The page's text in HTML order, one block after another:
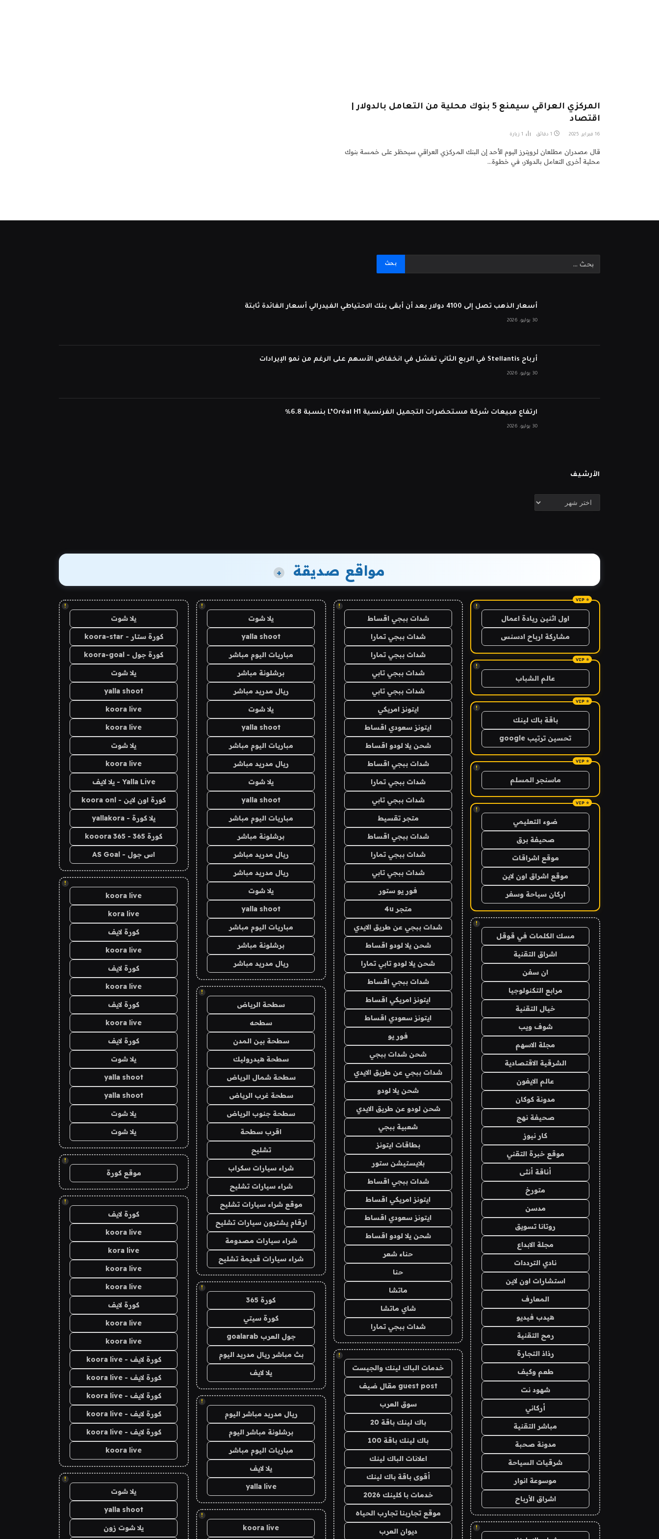
المركزي العراقي سيمنع 5 بنوك محلية من التعامل بالدولار |
اقتصاد
16 فبراير، 2025 1 دقائق 1 زيارة
قال مصدران مطلعان لرويترز اليوم الأحد إن البنك المركزي العراقي سيحظر على خمسة بنوك
محلية أخرى التعامل بالدولار، في خطوة…
أسعار الذهب تصل إلى 4100 دولار بعد أن أبقى بنك الاحتياطي الفيدرالي أسعار الفائدة ثابتة
30 يوليو، 2026
أرباح Stellantis في الربع الثاني تفشل في انخفاض الأسهم على الرغم من نمو الإيرادات
30 يوليو، 2026
ارتفاع مبيعات شركة مستحضرات التجميل الفرنسية L’Oréal H1 بنسبة 6.8%
30 يوليو، 2026
الأرشيف
الأرشيف
مواقع صديقة +
!
اول اثنين ريادة اعمال
مشاركة ارباح ادسنس
!
عالم الشباب
!
باقة باك لينك
تحسين ترتيب google
!
ماسنجر المسلم
!
ضوء التعليمي
صحيفة برق
موقع اشراقات
موقع اشراق اون لاين
اركان سياحة وسفر
!
مسك الكلمات في قوقل
اشراق التقنية
ان سفن
مرابع التكنولوجيا
خيال التقنية
شوف ويب
مجلة الاسهم
الشرقية الاقتصادية
عالم الايفون
مدونة كوكان
صحيفة نهج
كار نيوز
موقع خبرة التقني
أناقة أنثى
متورخ
مدسن
روتانا تسويق
مجلة الابداع
نادي الترددات
استشارات اون لاين
المعارف
هيدب فيديو
رمح التقنية
رذاذ التجارة
طعم وكيف
شهود نت
أركاني
مباشر التقنية
مدونة صحبة
شرقيات السياحة
موسوعة انوار
اشراق الأرباح
!
!
شدات ببجي اقساط
شدات ببجي تمارا
شدات ببجي تمارا
شدات ببجي تابي
شدات ببجي تابي
ايتونز امريكي
ايتونز سعودي اقساط
شحن يلا لودو اقساط
شدات ببجي اقساط
شدات ببجي تمارا
شدات ببجي تابي
متجر تقسيط
شدات ببجي اقساط
شدات ببجي تمارا
شدات ببجي تابي
فور يو ستور
متجر 4u
شدات ببجي عن طريق الايدي
شحن يلا لودو اقساط
شحن يلا لودو تابي تمارا
شدات ببجي اقساط
ايتونز امريكي اقساط
ايتونز سعودي اقساط
فور يو
شحن شدات ببجي
شدات ببجي عن طريق الايدي
شحن يلا لودو
شحن لودو عن طريق الايدي
شعبية ببجي
بطاقات ايتونز
بلايستيشن ستور
شدات ببجي اقساط
ايتونز امريكي اقساط
ايتونز سعودي اقساط
شحن يلا لودو اقساط
حناء شعر
حنا
ماتشا
شاي ماتشا
شدات ببجي تمارا
!
خدمات الباك لينك والجيست
guest post مقال ضيف
سوق العرب
باك لينك باقة 20
باك لينك باقة 100
اعلانات الباك لينك
أقوى باقة باك لينك
خدمات با كلينك 2026
موقع تجاربنا تجارب الحياه
ديوان العرب
!
يلا شوت
yalla shoot
مباريات اليوم مباشر
برشلونة مباشر
ريال مدريد مباشر
يلا شوت
yalla shoot
مباريات اليوم مباشر
ريال مدريد مباشر
يلا شوت
yalla shoot
مباريات اليوم مباشر
برشلونة مباشر
ريال مدريد مباشر
ريال مدريد مباشر
يلا شوت
yalla shoot
مباريات اليوم مباشر
برشلونة مباشر
ريال مدريد مباشر
!
سطحة الرياض
سطحه
سطحة بين المدن
سطحة هيدروليك
سطحة شمال الرياض
سطحة غرب الرياض
سطحة جنوب الرياض
اقرب سطحة
تشليح
شراء سيارات سكراب
شراء سيارات تشليح
موقع شراء سيارات تشليح
ارقام يشترون سيارات تشليح
شراء سيارات مصدومة
شراء سيارات قديمة تشليح
!
كورة 365
كورة سيتي
جول العرب goalarab
بث مباشر ريال مدريد اليوم
يلا لايف
!
ريال مدريد مباشر اليوم
برشلونة مباشر اليوم
مباريات اليوم مباشر
يلا لايف
yalla live
!
koora live
!
يلا شوت
كورة ستار - koora-star
كورة جول - koora-goal
يلا شوت
yalla shoot
koora live
koora live
يلا شوت
koora live
Yalla Live - يلا لايف
كورة اون لاين - koora onl
يلا كورة - yallakora
كورة 365 - kooora 365
اس جول - AS Goal
!
koora live
kora live
كورة لايف
koora live
كورة لايف
koora live
كورة لايف
koora live
كورة لايف
يلا شوت
yalla shoot
yalla shoot
يلا شوت
يلا شوت
!
موقع كورة
!
كورة لايف
koora live
kora live
koora live
koora live
كورة لايف
koora live
koora live
كورة لايف - koora live
كورة لايف - koora live
كورة لايف - koora live
كورة لايف - koora live
كورة لايف - koora live
koora live
!
يلا شوت
yalla shoot
يلا شوت زون